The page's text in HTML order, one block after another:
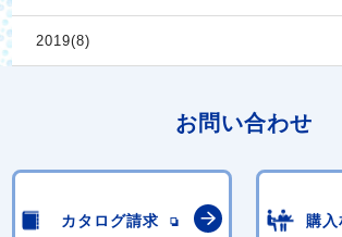
2019(8)
お問い合わせ
カタログ請求 購